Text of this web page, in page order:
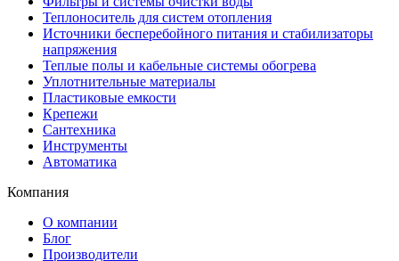
Теплоноситель для систем отопления
Источники бесперебойного питания и стабилизаторы
напряжения
Теплые полы и кабельные системы обогрева
Уплотнительные материалы
Пластиковые емкости
Крепежи
Сантехника
Инструменты
Автоматика
Компания
О компании
Блог
Производители